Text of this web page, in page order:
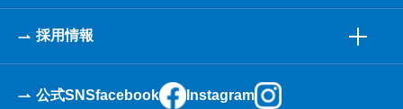
採用情報
公式SNSfacebook Instagram